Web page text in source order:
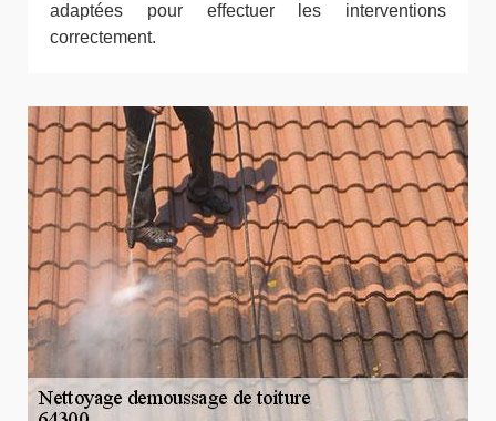
adaptées pour effectuer les interventions
correctement.